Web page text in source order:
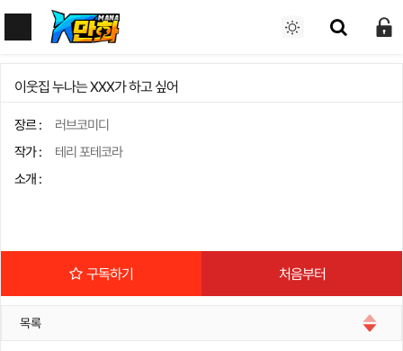
이웃집 누나는 XXX가 하고 싶어
장르 :
러브코미디
작가 :
테리 포테코라
소개 :
구독하기 처음부터
목록